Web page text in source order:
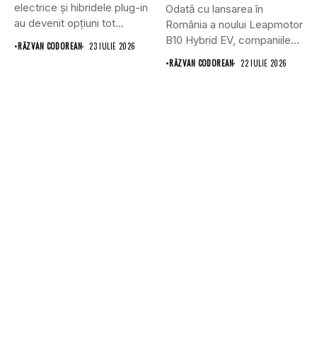
electrice și hibridele plug-in
au devenit opțiuni tot...
•RĂZVAN CODOREAN 23 IULIE 2026
Odată cu lansarea în
România a noului Leapmotor
B10 Hybrid EV, companiile...
•RĂZVAN CODOREAN 22 IULIE 2026